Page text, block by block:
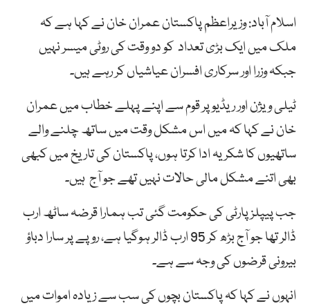
اسلام آباد: وزیراعظم پاکستان عمران خان نے کہا ہے کہ
ملک میں ایک بڑی تعداد کو دو وقت کی روٹی میسر نہیں
جبکہ وزرا اور سرکاری افسران عیاشیاں کر رہے ہیں۔
ٹیلی ویژن اور ریڈیو پر قوم سے اپنے پہلے خطاب میں عمران
خان نے کہا کہ میں اس مشکل وقت میں ساتھ چلنے والے
ساتھیوں کا شکریہ ادا کرتا ہوں، پاکستان کی تاریخ میں کبھی
بھی اتنے مشکل مالی حالات نہیں تھے جو آج ہیں۔
جب پیپلزپارٹی کی حکومت گئی تب ہمارا قرضہ ساٹھ ارب
ڈالر تھا جو آج بڑھ کر 95 ارب ڈالر ہوگیا ہے، روپے پر سارا دباؤ
بیرونی قرضوں کی وجہ سے ہے۔
انہوں نے کہا کہ پاکستان بچوں کی سب سے زیادہ اموات میں